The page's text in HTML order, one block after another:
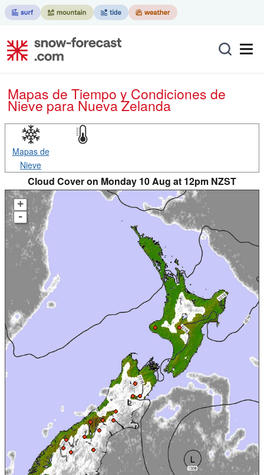
Mapas de Tiempo y Condiciones de
Nievepara Nueva Zelanda
Mapas de
Nieve
Cloud Cover on Monday 10 Aug at 12pm NZST
+
-